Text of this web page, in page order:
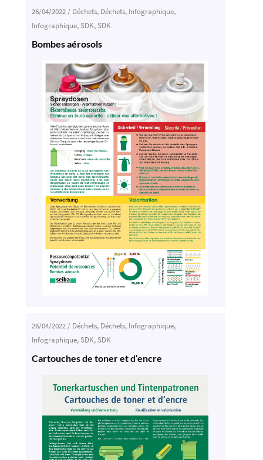
26/04/2022/ Déchets, Déchets, Infographique,
Infographique,SDK,SDK
Bombes aérosols
26/04/2022/ Déchets, Déchets, Infographique,
Infographique,SDK,SDK
Cartouches de toner et d‘encre